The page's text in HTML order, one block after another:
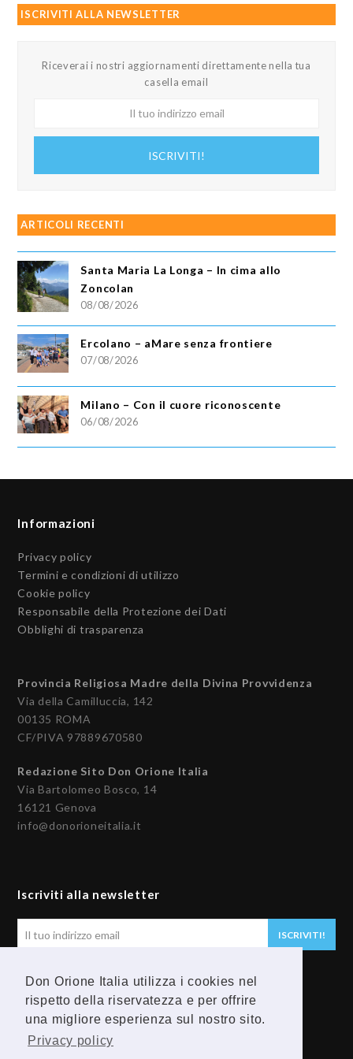
Don Orione Italia utilizza i cookies nel
rispetto della riservatezza e per offrire
una migliore esperienza sul nostro sito.
Privacy policy
ISCRIVITI ALLA NEWSLETTER
Riceverai i nostri aggiornamenti direttamente nella tua
casella email
ISCRIVITI!
ARTICOLI RECENTI
Santa Maria La Longa – In cima allo
Zoncolan
08/08/2026
Ercolano – aMare senza frontiere
07/08/2026
Milano – Con il cuore riconoscente
06/08/2026
Informazioni
Privacy policy
Termini e condizioni di utilizzo
Cookie policy
Responsabile della Protezione dei Dati
Obblighi di trasparenza
Provincia Religiosa Madre della Divina Provvidenza
Via della Camilluccia, 142
00135 ROMA
CF/PIVA 97889670580
Redazione Sito Don Orione Italia
Via Bartolomeo Bosco, 14
16121 Genova
info@donorioneitalia.it
Iscriviti alla newsletter
email
ISCRIVITI!
Seguici
F